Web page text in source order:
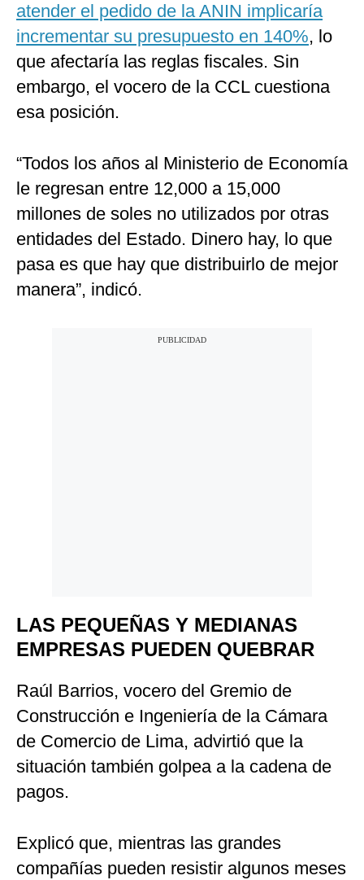
atender el pedido de la ANIN implicaría
incrementar su presupuesto en 140%, lo
que afectaría las reglas fiscales. Sin
embargo, el vocero de la CCL cuestiona
esa posición.
“Todos los años al Ministerio de Economía
le regresan entre 12,000 a 15,000
millones de soles no utilizados por otras
entidades del Estado. Dinero hay, lo que
pasa es que hay que distribuirlo de mejor
manera”, indicó.
LAS PEQUEÑAS Y MEDIANAS
EMPRESAS PUEDEN QUEBRAR
Raúl Barrios, vocero del Gremio de
Construcción e Ingeniería de la Cámara
de Comercio de Lima, advirtió que la
situación también golpea a la cadena de
pagos.
Explicó que, mientras las grandes
compañías pueden resistir algunos meses